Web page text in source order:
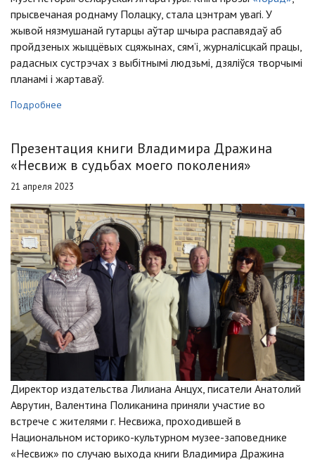
прысвечаная роднаму Полацку, стала цэнтрам увагі. У
жывой нязмушанай гутарцы аўтар шчыра распавядаў аб
пройдзеных жыццёвых сцяжынах, сям’і, журналісцкай працы,
радасных сустрэчах з выбітнымі людзьмі, дзяліўся творчымі
планамі і жартаваў.
Подробнее
Презентация книги Владимира Дражина
«Несвиж в судьбах моего поколения»
21 апреля 2023
Директор издательства Лилиана Анцух, писатели Анатолий
Аврутин, Валентина Поликанина приняли участие во
встрече с жителями г. Несвижа, проходившей в
Национальном историко-культурном музее-заповеднике
«Несвиж» по случаю выхода книги Владимира Дражина